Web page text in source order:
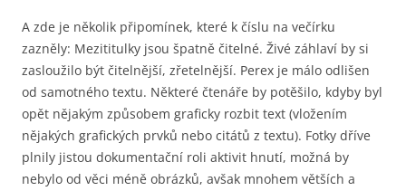
A zde je několik připomínek, které k číslu na večírku
zazněly: Mezititulky jsou špatně čitelné. Živé záhlaví by si
zasloužilo být čitelnější, zřetelnější. Perex je málo odlišen
od samotného textu. Některé čtenáře by potěšilo, kdyby byl
opět nějakým způsobem graficky rozbit text (vložením
nějakých grafických prvků nebo citátů z textu). Fotky dříve
plnily jistou dokumentační roli aktivit hnutí, možná by
nebylo od věci méně obrázků, avšak mnohem větších a